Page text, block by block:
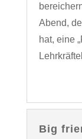
Abend,
hat, eine
Big